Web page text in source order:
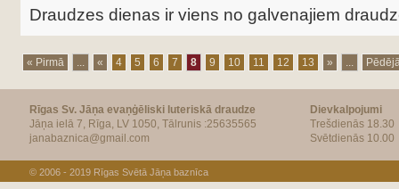
Draudzes dienas ir viens no galvenajiem
« Pirmā ... « 4 5 6 7 8 9 10 11 12 13 » ...
Rīgas Sv. Jāņa evaņģēliski luteriskā draudze
Jāņa ielā 7, Rīga, LV 1050, Tālrunis :25635565
janabaznica@gmail.com
Dievkalpojumi
Trešdienās 18.30
Svētdienās 10.00
© 2006 - 2019 Rīgas Svētā Jāņa baznīca